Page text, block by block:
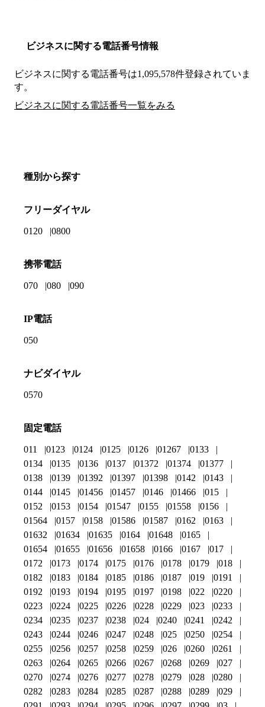
ビジネスに関する電話番号情報
ビジネスに関する電話番号は1,095,578件登録されていま
す。
ビジネスに関する電話番号一覧をみる
種別から探す
フリーダイヤル
0120 0800
携帯電話
070 080 090
IP電話
050
ナビダイヤル
0570
固定電話
011 0123 0124 0125 0126 01267
0133
0134
0135 0136 0137 01372 01374
01377
0138
0139 01392 01397 01398 0142
0143
0144
0145 01456 01457 0146 01466
015
0152
0153 0154 01547 0155 01558
0156
01564
0157 0158 01586 01587 0162
0163
01632
01634 01635 0164 01648
0165
01654
01655 01656 01658 0166 0167
017
0172
0173 0174 0175 0176 0178 0179
018
0182
0183 0184 0185 0186 0187 019
0191
0192
0193 0194 0195 0197 0198 022
0220
0223
0224 0225 0226 0228 0229 023
0233
0234
0235 0237 0238 024 0240 0241
0242
0243
0244 0246 0247 0248 025 0250
0254
0255
0256 0257 0258 0259 026 0260
0261
0263
0264 0265 0266 0267 0268 0269
027
0270
0274 0276 0277 0278 0279 028
0280
0282
0283 0284 0285 0287 0288 0289
029